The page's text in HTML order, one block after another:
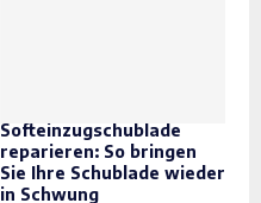
Softeinzugschublade
reparieren: So bringen
Sie Ihre Schublade wieder
in Schwung